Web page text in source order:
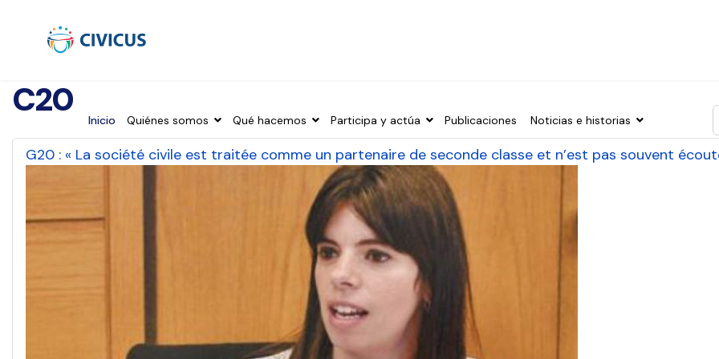
Inicio Quiénes somos Qué hacemos Participa y actúa Publicaciones Noticias e historias
C20
G20 : « La société civile est traitée comme un partenaire de seconde classe et n’est pas souvent